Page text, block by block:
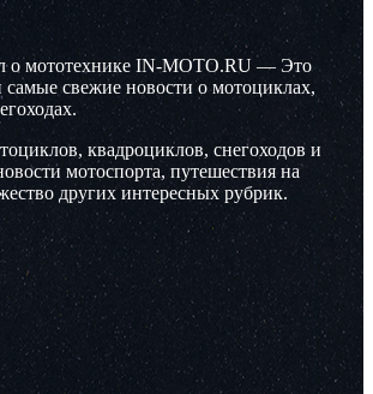
о мототехнике IN-MOTO.RU — Это
свежие новости о мотоциклах,
квадроциклов, снегоходов и
мотоспорта, путешествия на
других интересных рубрик.